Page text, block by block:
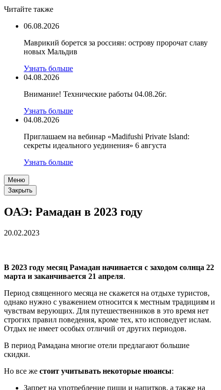
Читайте также
06.08.2026
Маврикий борется за россиян: острову пророчат славу
новых Мальдив
Узнать больше
04.08.2026
Внимание! Технические работы 04.08.26г.
Узнать больше
04.08.2026
Приглашаем на вебинар «Madifushi Private Island:
секреты идеального уединения» 6 августа
Узнать больше
Меню
Закрыть
ОАЭ: Рамадан в 2023 году
20.02.2023
В 2023 году месяц Рамадан начинается с заходом солнца 22
марта и заканчивается 21 апреля.
Период священного месяца не скажется на отдыхе туристов,
однако нужно с уважением относится к местным традициям и
чувствам верующих. Для путешественников в это время нет
строгих правил поведения, кроме тех, кто исповедует ислам.
Отдых не имеет особых отличий от других периодов.
В период Рамадана многие отели предлагают большие
скидки.
Но все же стоит учитывать некоторые нюансы:
Запрет на употребление пищи и напитков, а также на